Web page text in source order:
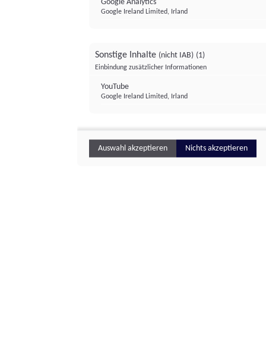
Google Analytics
Google Ireland Limited, Irland
Sonstige Inhalte (nicht IAB) (1)
Einbindung zusätzlicher Informationen
YouTube
Google Ireland Limited, Irland
Auswahl akzeptieren Nichts akzeptieren